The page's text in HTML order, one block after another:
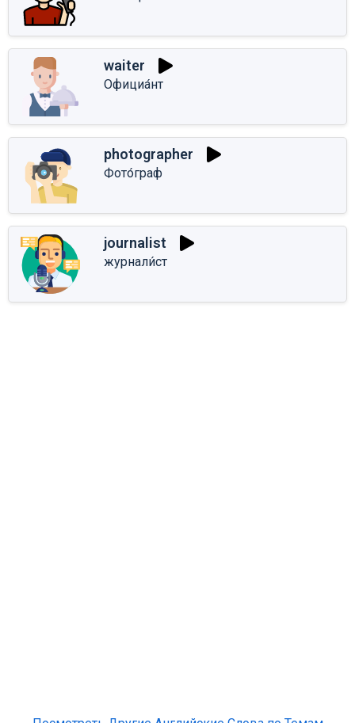
waiter
Официа́нт
photographer
Фото́граф
journalist
журнали́ст